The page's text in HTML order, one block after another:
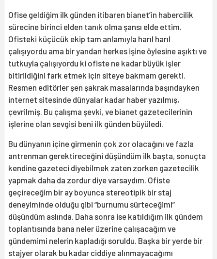
Ofise geldiğim ilk günden itibaren bianet’in habercilik
sürecine birinci elden tanık olma şansı elde ettim.
Ofisteki küçücük ekip tam anlamıyla harıl harıl
çalışıyordu ama bir yandan herkes işine öylesine aşıktı ve
tutkuyla çalışıyordu ki ofiste ne kadar büyük işler
bitirildiğini fark etmek için siteye bakmam gerekti.
Resmen editörler şen şakrak masalarında başındayken
internet sitesinde dünyalar kadar haber yazılmış,
çevrilmiş. Bu çalışma şevki, ve bianet gazetecilerinin
işlerine olan sevgisi beni ilk günden büyüledi.
Bu dünyanın içine girmenin çok zor olacağını ve fazla
antrenman gerektireceğini düşündüm ilk başta, sonuçta
kendine gazeteci diyebilmek zaten zorken gazetecilik
yapmak daha da zordur diye varsaydım. Ofiste
geçireceğim bir ay boyunca stereotipik bir staj
deneyiminde olduğu gibi “burnumu sürteceğimi”
düşündüm aslında. Daha sonra ise katıldığım ilk gündem
toplantısında bana neler üzerine çalışacağım ve
gündemimi nelerin kapladığı soruldu. Başka bir yerde bir
stajyer olarak bu kadar ciddiye alınmayacağımı